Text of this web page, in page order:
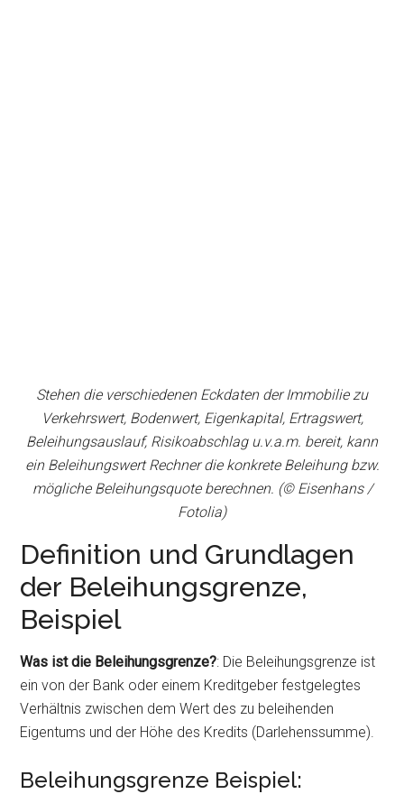
Stehen die verschiedenen Eckdaten der Immobilie zu
Verkehrswert, Bodenwert, Eigenkapital, Ertragswert,
Beleihungsauslauf, Risikoabschlag u.v.a.m. bereit, kann
ein Beleihungswert Rechner die konkrete Beleihung bzw.
mögliche Beleihungsquote berechnen. (© Eisenhans /
Fotolia)
Definition und Grundlagen
der Beleihungsgrenze,
Beispiel
Was ist die Beleihungsgrenze?: Die Beleihungsgrenze ist
ein von der Bank oder einem Kreditgeber festgelegtes
Verhältnis zwischen dem Wert des zu beleihenden
Eigentums und der Höhe des Kredits (Darlehenssumme).
Beleihungsgrenze Beispiel: